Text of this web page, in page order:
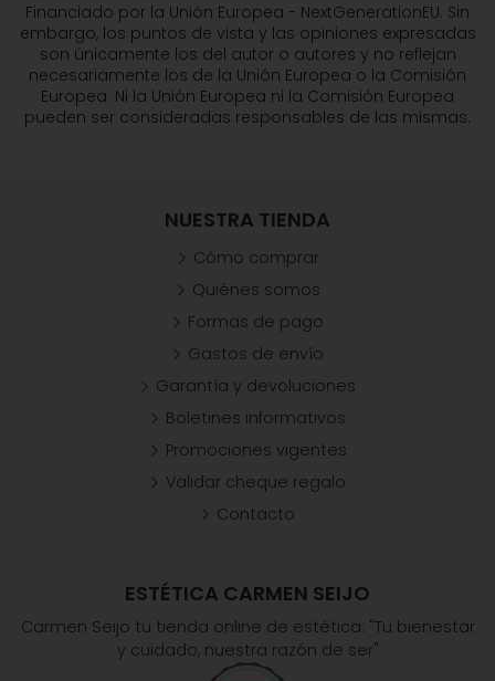
Financiado por la Unión Europea - NextGenerationEU. Sin
embargo, los puntos de vista y las opiniones expresadas
son únicamente los del autor o autores y no reflejan
necesariamente los de la Unión Europea o la Comisión
Europea. Ni la Unión Europea ni la Comisión Europea
pueden ser consideradas responsables de las mismas.
ESTÉTICA CARMEN SEIJO
Carmen Seijo tu tienda online de estética: "Tu bienestar
y cuidado, nuestra razón de ser"
NUESTRA TIENDA
Cómo comprar
Quiénes somos
Formas de pago
Gastos de envío
Garantía y devoluciones
Boletines informativos
Promociones vigentes
Validar cheque regalo
Contacto